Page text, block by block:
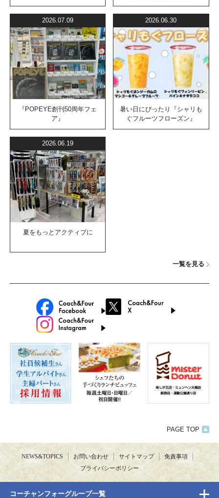
2026.07.09
『POPEYE創刊50周年フェ
ア』
2026.06.30
暑い日にぴったり『シャリも
ぐフルーツフローズン』
2026.06.19
夏をもっとアクティブに
一覧を見る
PAGE TOP
NEWS&TOPICS お問い合わせ サイトマップ
免責事項
プライバシーポリシー
コーチャンフォーグループ一覧